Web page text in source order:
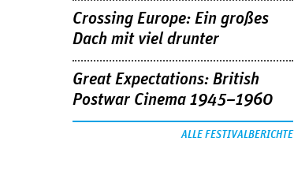
Crossing Europe: Ein großes
Dach mit viel drunter
Great Expectations: British
Postwar Cinema 1945–1960
ALLE FESTIVALBERICHTE